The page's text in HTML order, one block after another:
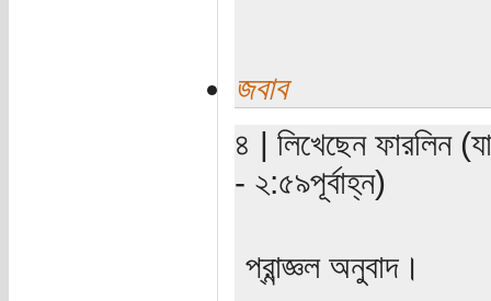
জবাব
৪ | লিখেছেন ফারলিন
- ২:৫৯পূর্বাহ্ন)
প্রান্জ্ঞল অনুবাদ।